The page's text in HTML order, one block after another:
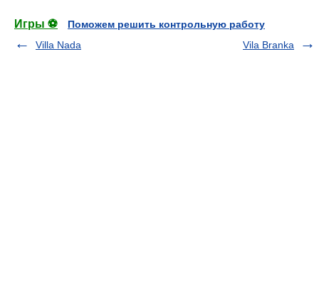
Игры ⚽
Поможем решить контрольную работу
Villa Nada
Vila Branka